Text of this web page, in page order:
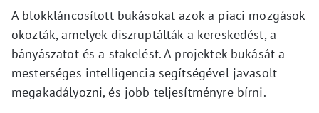
A blokkláncosított bukásokat azok a piaci mozgások
okozták, amelyek diszruptálták a kereskedést, a
bányászatot és a stakelést. A projektek bukását a
mesterséges intelligencia segítségével javasolt
megakadályozni, és jobb teljesítményre bírni.